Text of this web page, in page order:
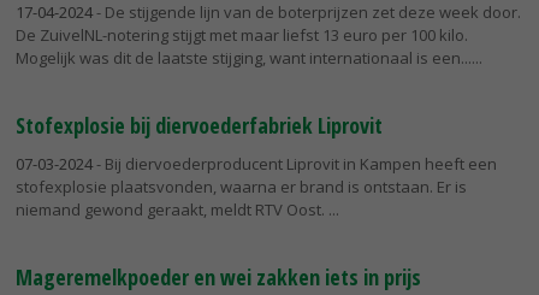
17-04-2024- De stijgende lijn van de boterprijzen zet deze week door.
De ZuivelNL-notering stijgt met maar liefst 13 euro per 100 kilo.
Mogelijk was dit de laatste stijging, want internationaal is een...
Stofexplosie bij diervoederfabriek Liprovit
07-03-2024- Bij diervoederproducent Liprovit in Kampen heeft een
stofexplosie plaatsvonden, waarna er brand is ontstaan. Er is
niemand gewond geraakt, meldt RTV Oost.
Mageremelkpoeder en wei zakken iets in prijs